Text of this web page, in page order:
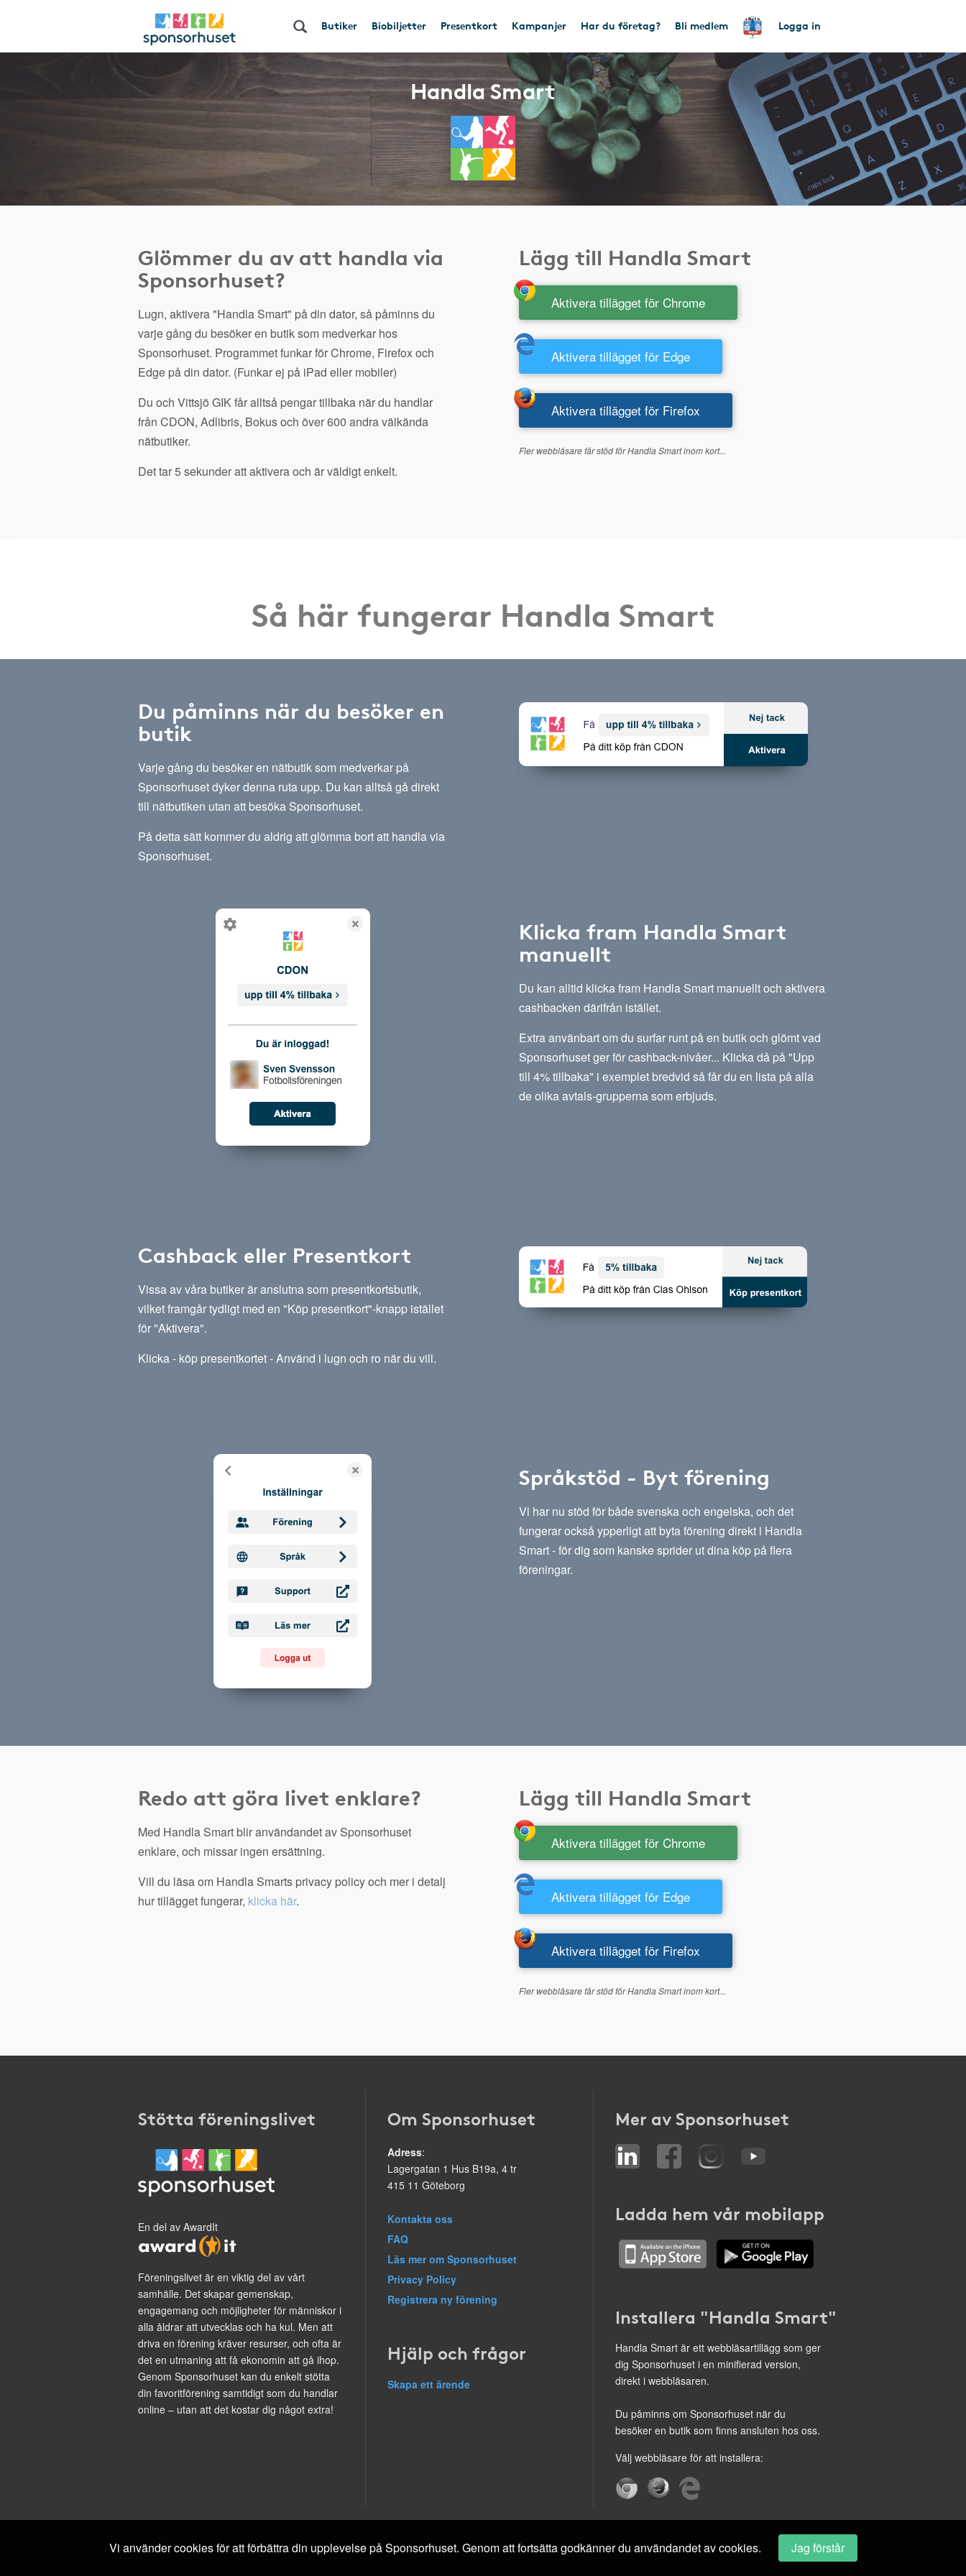
Butiker Biobiljetter Presentkort Kampanjer Har du företag? Bli medlem Logga in
Handla Smart
Glömmer du av att handla via
Sponsorhuset?
Lugn, aktivera "Handla Smart" på din dator, så påminns du
varje gång du besöker en butik som medverkar hos
Sponsorhuset. Programmet funkar för Chrome, Firefox och
Edge på din dator. (Funkar ej på iPad eller mobiler)
Du och Vittsjö GIK får alltså pengar tillbaka när du handlar
från CDON, Adlibris, Bokus och över 600 andra välkända
nätbutiker.
Det tar 5 sekunder att aktivera och är väldigt enkelt.
Lägg till Handla Smart
Aktivera tillägget för Chrome
Aktivera tillägget för Edge
Aktivera tillägget för Firefox
Fler webbläsare får stöd för Handla Smart inom kort...
Så här fungerar Handla Smart
Du påminns när du besöker en
butik
Varje gång du besöker en nätbutik som medverkar på
Sponsorhuset dyker denna ruta upp. Du kan alltså gå direkt
till nätbutiken utan att besöka Sponsorhuset.
På detta sätt kommer du aldrig att glömma bort att handla via
Sponsorhuset.
Klicka fram Handla Smart
manuellt
Du kan alltid klicka fram Handla Smart manuellt och aktivera
cashbacken därifrån istället.
Extra använbart om du surfar runt på en butik och glömt vad
Sponsorhuset ger för cashback-nivåer... Klicka då på "Upp
till 4% tillbaka" i exemplet bredvid så får du en lista på alla
de olika avtals-grupperna som erbjuds.
Cashback eller Presentkort
Vissa av våra butiker är anslutna som presentkortsbutik,
vilket framgår tydligt med en "Köp presentkort"-knapp istället
för "Aktivera".
Klicka - köp presentkortet - Använd i lugn och ro när du vill.
Språkstöd - Byt förening
Vi har nu stöd för både svenska och engelska, och det
fungerar också ypperligt att byta förening direkt i Handla
Smart - för dig som kanske sprider ut dina köp på flera
föreningar.
Redo att göra livet enklare?
Med Handla Smart blir användandet av Sponsorhuset
enklare, och missar ingen ersättning.
Vill du läsa om Handla Smarts privacy policy och mer i detalj
hur tillägget fungerar, klicka här.
Lägg till Handla Smart
Aktivera tillägget för Chrome
Aktivera tillägget för Edge
Aktivera tillägget för Firefox
Fler webbläsare får stöd för Handla Smart inom kort...
Stötta föreningslivet
En del av AwardIt
Föreningslivet är en viktig del av vårt
samhälle. Det skapar gemenskap,
engagemang och möjligheter för människor i
alla åldrar att utvecklas och ha kul. Men att
driva en förening kräver resurser, och ofta är
det en utmaning att få ekonomin att gå ihop.
Genom Sponsorhuset kan du enkelt stötta
din favoritförening samtidigt som du handlar
online – utan att det kostar dig något extra!
Om Sponsorhuset
Adress:
Lagergatan 1 Hus B19a, 4 tr
415 11 Göteborg
Kontakta oss
FAQ
Läs mer om Sponsorhuset
Privacy Policy
Registrera ny förening
Hjälp och frågor
Skapa ett ärende
Mer av Sponsorhuset
Ladda hem vår mobilapp
Installera "Handla Smart"
Handla Smart är ett webbläsartillägg som ger
dig Sponsorhuset i en minifierad version,
direkt i webbläsaren.
Du påminns om Sponsorhuset när du
besöker en butik som finns ansluten hos oss.
Välj webbläsare för att installera:
Vi använder cookies för att förbättra din upplevelse på Sponsorhuset. Genom att fortsätta godkänner du användandet av cookies. Jag förstår